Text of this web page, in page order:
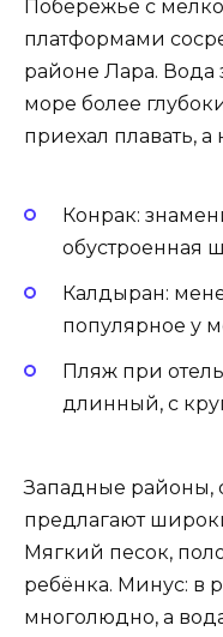
Побережье с
платформами
районе Лара. Вода
море более
приехал плавать,
Конрак:
обустроенная
Калдыран:
популярное у
Пляж при
длинный, с
Западные районы,
предлагают
Мягкий песок,
ребёнка. Минус: в
многолюдно, а